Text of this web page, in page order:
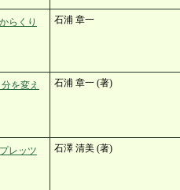
らくり 石浦 章一
を変え
石浦 章一 (著)
レッツ
石澤 清美 (著)